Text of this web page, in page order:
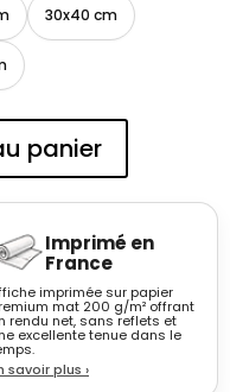
30x40 cm
panier
Imprimé en
France
imprimée sur papier
mat 200 g/m² offrant
rendu net, sans reflets et
excellente tenue dans le
savoir plus ›